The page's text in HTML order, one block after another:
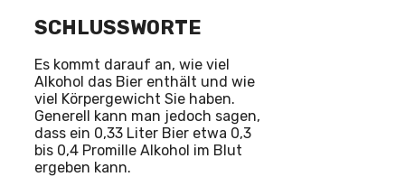
SCHLUSSWORTE
Es kommt darauf an, wie viel
Alkohol das Bier enthält und wie
viel Körpergewicht Sie haben.
Generell kann man jedoch sagen,
dass ein 0,33 Liter Bier etwa 0,3
bis 0,4 Promille Alkohol im Blut
ergeben kann.